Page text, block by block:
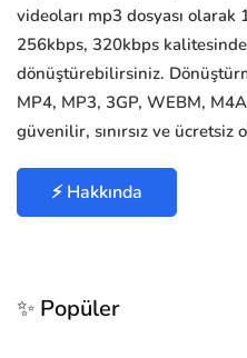
videoları mp3 dosyası
256kbps, 320kbps
dönüştürebilirsiniz.
MP4, MP3, 3GP, WEBM, M4A
güvenilir, sınırsız ve
⚡ Hakkında
✨ Popüler